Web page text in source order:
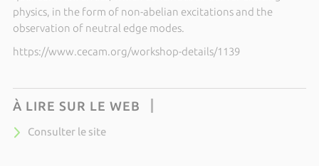
physics, in the form of non-abelian excitations and the
observation of neutral edge modes.
https://www.cecam.org/workshop-details/1139
À LIRE SUR LE WEB
Consulter le site